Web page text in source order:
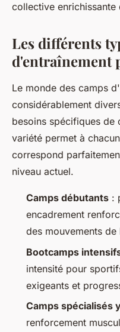
collective enrichissante
Les différents
d'entraînement
Le monde des camps
considérablement
besoins spécifiques de
variété permet à
correspond
niveau actuel.
Camps débutants :
encadrement
des mouvements
Bootcamps
intensité pour
exigeants et
Camps spécialisés
renforcement